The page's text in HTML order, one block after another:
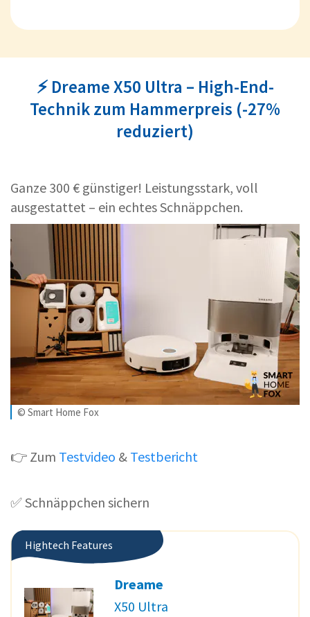
⚡ Dreame X50 Ultra – High-End-
Technik zum Hammerpreis (-27%
reduziert)
Ganze 300 € günstiger! Leistungsstark, voll
ausgestattet – ein echtes Schnäppchen.
© Smart Home Fox
👉 Zum Testvideo & Testbericht
✅ Schnäppchen sichern
Hightech Features
Dreame
X50 Ultra